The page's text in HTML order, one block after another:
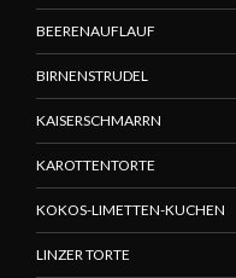
BEERENAUFLAUF
BIRNENSTRUDEL
KAISERSCHMARRN
KAROTTENTORTE
KOKOS-LIMETTEN-KUCHEN
LINZER TORTE